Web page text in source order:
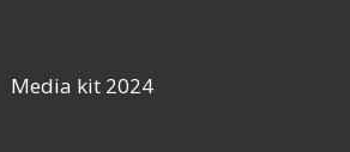
Media kit 2024